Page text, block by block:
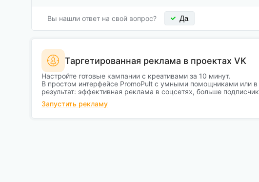
Вы нашли ответ на свой вопрос? Да
Таргетированная реклама в проектах VK
Настройте готовые кампании с креативами за 10 минут.
В простом интерфейсе PromoPult с умными помощниками или
результат: эффективная реклама в соцсетях, больше
Запустить рекламу